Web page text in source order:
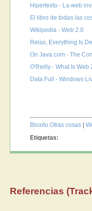
Hipertexto - La web
El libro de todas las
Wikipedia - Web 2.0
Relax, Everything Is
On Java.com - The
O'Reilly - What Is Web
Data Full - Windows
Bloxito.Otras cosas |
Etiquetas:
Referencias